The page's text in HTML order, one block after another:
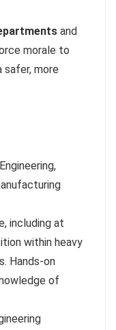
and
morale to
more
including at
within heavy
Hands-on
of